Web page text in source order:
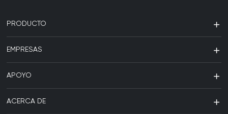
PRODUCTO
EMPRESAS
APOYO
ACERCA DE